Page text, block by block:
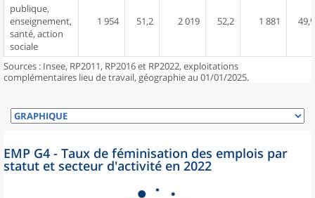
publique,
enseignement,
santé, action
sociale
1 954 51,2 2 019 52,2 1 881 49,9
Sources : Insee, RP2011, RP2016 et RP2022, exploitations
complémentaires lieu de travail, géographie au 01/01/2025.
EMP G4 - Taux de féminisation des emplois par
statut et secteur d'activité en 2022